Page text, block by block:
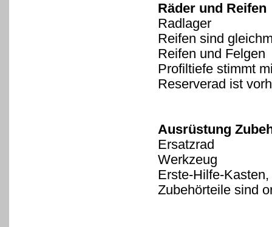
Räder und Reifen
Radlager
Reifen sind
Reifen und Felgen
Profiltiefe stimmt
Reserverad ist
Ausrüstung
Ersatzrad
Werkzeug
Erste-Hilfe-
Zubehörteile sind